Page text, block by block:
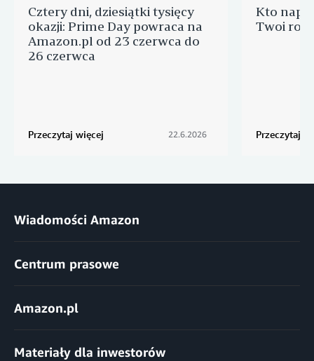
Cztery dni, dziesiątki tysięcy
okazji: Prime Day powraca na
Amazon.pl od 23 czerwca do
26 czerwca
Przeczytaj więcej 22.6.2026
Kto
Twoi
Przeczytaj
Wiadomości Amazon
Centrum prasowe
Amazon.pl
Materiały dla inwestorów